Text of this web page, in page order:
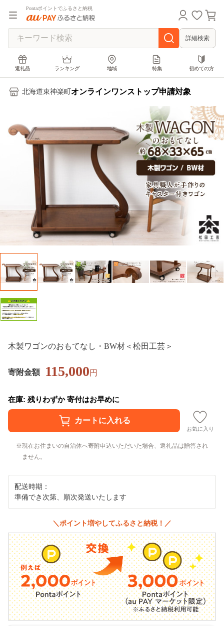
Pontaポイントでふるさと納税
詳細検索
返礼品 ランキング 地域 特集 初めての方
北海道東神楽町 オンラインワンストップ申請対象
木製ワゴンのおもてなし・BW材＜松田工芸＞
寄附金額 115,000円
在庫: 残りわずか 寄付はお早めに
お気に入り
現在お住まいの自治体へ寄附申込いただいた場合、返礼品は贈答され
ません。
配送時期：
準備でき次第、順次発送いたします
＼ポイント増やしてふるさと納税！／